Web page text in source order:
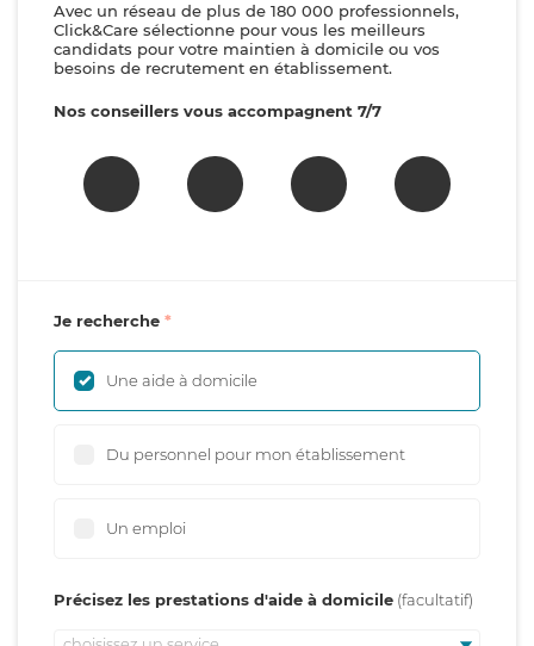
Avec un réseau de plus de 180 000 professionnels,
Click&Care sélectionne pour vous les meilleurs
candidats pour votre maintien à domicile ou vos
besoins de recrutement en établissement.
Nos conseillers vous accompagnent 7/7
Je recherche
Une aide à domicile
Du personnel pour mon établissement
Un emploi
Précisez les prestations d'aide à domicile